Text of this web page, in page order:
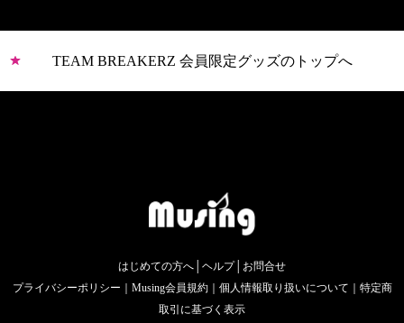
TEAM BREAKERZ 会員限定グッズのトップへ
はじめての方へ ヘルプ│ お問合せ
プライバシーポリシー ｜ Musing会員規約｜ 個人情報取り扱いについて ｜ 特定商
取引に基づく表示